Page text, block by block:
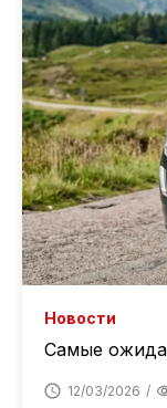
Новости
Самые
12/03/2026